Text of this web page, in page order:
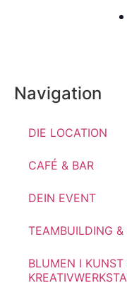
Navigation
DIE LOCATION
CAFÉ & BAR
DEIN EVENT
TEAMBUILDING &
BLUMEN I KUNST